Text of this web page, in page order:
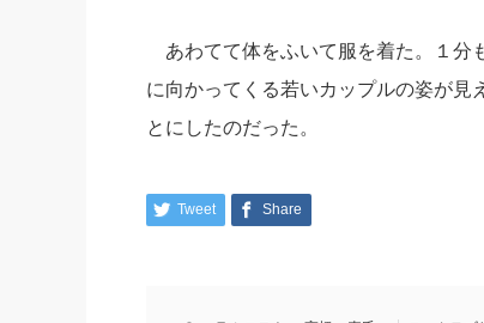
あわてて体をふいて服を着た。１分
に向かってくる若いカップルの姿が見
とにしたのだった。
Tweet Share